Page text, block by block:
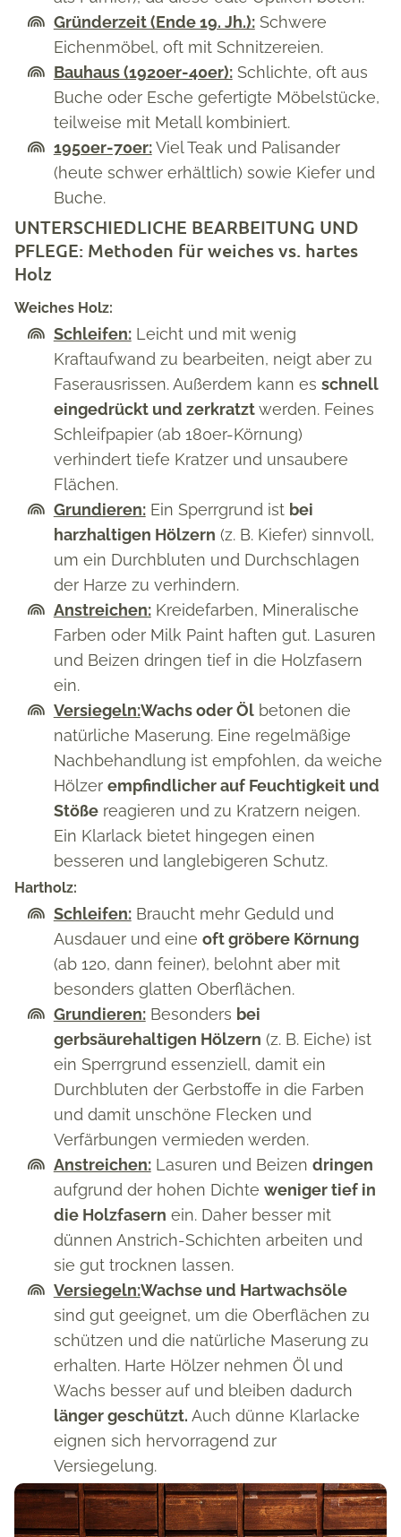
Gründerzeit (Ende 19. Jh.):Schwere
Eichenmöbel, oft mit Schnitzereien.
Bauhaus (1920er-40er):Schlichte, oft aus
Buche oder Esche gefertigte Möbelstücke,
teilweise mit Metall kombiniert.
1950er-70er:Viel Teak und Palisander
(heute schwer erhältlich) sowie Kiefer und
Buche.
UNTERSCHIEDLICHE BEARBEITUNG UND
PFLEGE: Methoden für weiches vs. hartes
Holz
Weiches Holz:
Schleifen:Leicht und mit wenig
Kraftaufwand zu bearbeiten, neigt aber zu
Faserausrissen. Außerdem kann es schnell
eingedrückt und zerkratztwerden. Feines
Schleifpapier (ab 180er-Körnung)
verhindert tiefe Kratzer und unsaubere
Flächen.
Grundieren:Ein Sperrgrund ist bei
harzhaltigen Hölzern (z. B. Kiefer) sinnvoll,
um ein Durchbluten und Durchschlagen
der Harze zu verhindern.
Anstreichen:Kreidefarben, Mineralische
Farben oder Milk Paint haften gut. Lasuren
und Beizen dringen tief in die Holzfasern
ein.
Versiegeln:Wachs oder Ölbetonen die
natürliche Maserung. Eine regelmäßige
Nachbehandlung ist empfohlen, da weiche
Hölzer empfindlicher auf Feuchtigkeit und
Stößereagieren und zu Kratzern neigen.
Ein Klarlack bietet hingegen einen
besseren und langlebigeren Schutz.
Hartholz:
Schleifen:Braucht mehr Geduld und
Ausdauer und eine oft gröbere Körnung
(ab 120, dann feiner), belohnt aber mit
besonders glatten Oberflächen.
Grundieren:Besonders bei
gerbsäurehaltigen Hölzern (z. B. Eiche) ist
ein Sperrgrund essenziell, damit ein
Durchbluten der Gerbstoffe in die Farben
und damit unschöne Flecken und
Verfärbungen vermieden werden.
Anstreichen:Lasuren und Beizen dringen
aufgrund der hohen Dichte weniger tief in
die Holzfasern ein. Daher besser mit
dünnen Anstrich-Schichten arbeiten und
sie gut trocknen lassen.
Versiegeln:Wachse und Hartwachsöle
sind gut geeignet, um die Oberflächen zu
schützen und die natürliche Maserung zu
erhalten. Harte Hölzer nehmen Öl und
Wachs besser auf und bleiben dadurch
länger geschützt. Auch dünne Klarlacke
eignen sich hervorragend zur
Versiegelung.